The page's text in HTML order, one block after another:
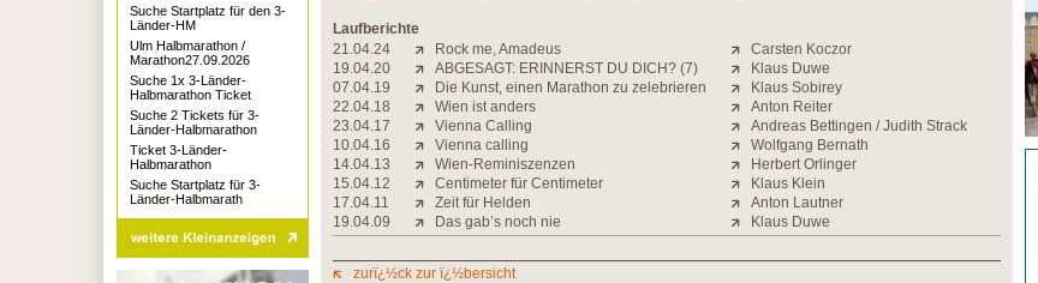
Laufberichte
21.04.24
Rock me, Amadeus
Carsten Koczor
19.04.20
ABGESAGT: ERINNERST DU DICH? (7)
Klaus Duwe
07.04.19
Die Kunst, einen Marathon zu zelebrieren
Klaus Sobirey
22.04.18
Wien ist anders
Anton Reiter
23.04.17
Vienna Calling
Andreas Bettingen / Judith Strack
10.04.16
Vienna calling
Wolfgang Bernath
14.04.13
Wien-Reminiszenzen
Herbert Orlinger
15.04.12
Centimeter für Centimeter
Klaus Klein
17.04.11
Zeit für Helden
Anton Lautner
19.04.09
Das gab’s noch nie Klaus Duwe
zurï¿½ck zur ï¿½bersicht
Suche Startplatz für den 3-
Länder-HM
Ulm Halbmarathon /
Marathon27.09.2026
Suche 1x 3-Länder-
Halbmarathon Ticket
Suche 2 Tickets für 3-
Länder-Halbmarathon
Ticket 3-Länder-
Halbmarathon
Suche Startplatz für 3-
Länder-Halbmarath